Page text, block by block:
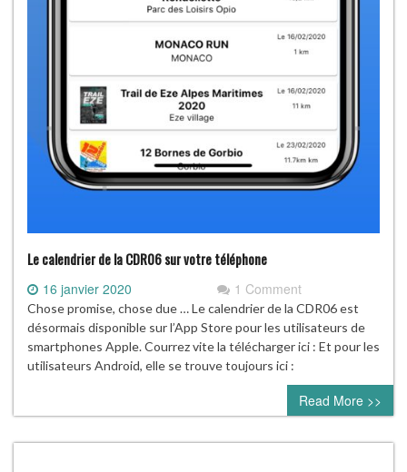
Le calendrier de la CDR06 sur votre téléphone
16 janvier 2020 1 Comment
Chose promise, chose due … Le calendrier de la CDR06 est
désormais disponible sur l’App Store pour les utilisateurs de
smartphones Apple. Courrez vite la télécharger ici : Et pour les
utilisateurs Android, elle se trouve toujours ici :
Read More >>